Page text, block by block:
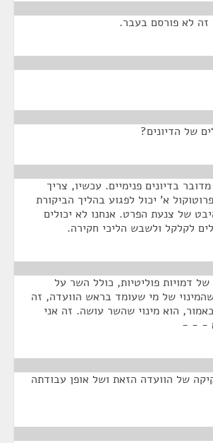
זה לא פורסם בעבר.
של הדיונים?
בדיונים פנימיים. עכשיו, צריך
א' יכול לפגוע בהליך הביקורת
של צנעת הפרט. אנחנו לא יכולים
לקלקל ולשבש הליכי חקירה.
דמויות פוליטיות, כולל השר על
של מי שעומד בראש הוועדה, זה
הוא מינוי שהשר עושה. זה אני
- - -
של הוועדה הזאת ושל אופן עבודתה